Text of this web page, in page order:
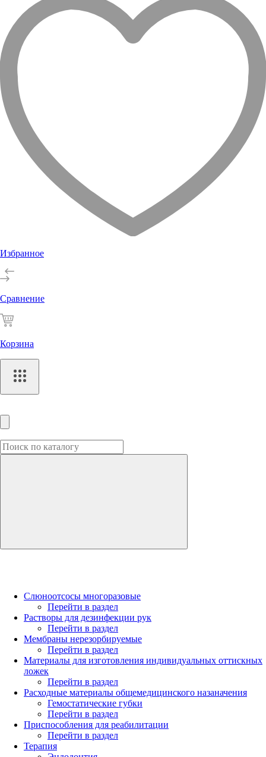
Избранное
Сравнение
Корзина
Слюноотсосы многоразовые
Перейти в раздел
Растворы для дезинфекции рук
Перейти в раздел
Мембраны нерезорбируемые
Перейти в раздел
Материалы для изготовления индивидуальных оттискных
ложек
Перейти в раздел
Расходные материалы общемедицинского назаначения
Гемостатические губки
Перейти в раздел
Приспособления для реабилитации
Перейти в раздел
Терапия